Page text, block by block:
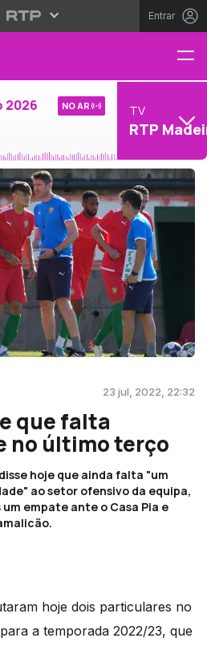
Entrar
2026 NO AR TV
RTP
23 jul, 2022, 22:32
que falta
no último terço
hoje que ainda falta "um
ao setor ofensivo da equipa,
empate ante o Casa Pia e
hoje dois particulares no
a temporada 2022/23, que